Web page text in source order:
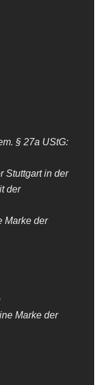
§ 27a UStG:
Stuttgart in der
der
Marke der
Marke der